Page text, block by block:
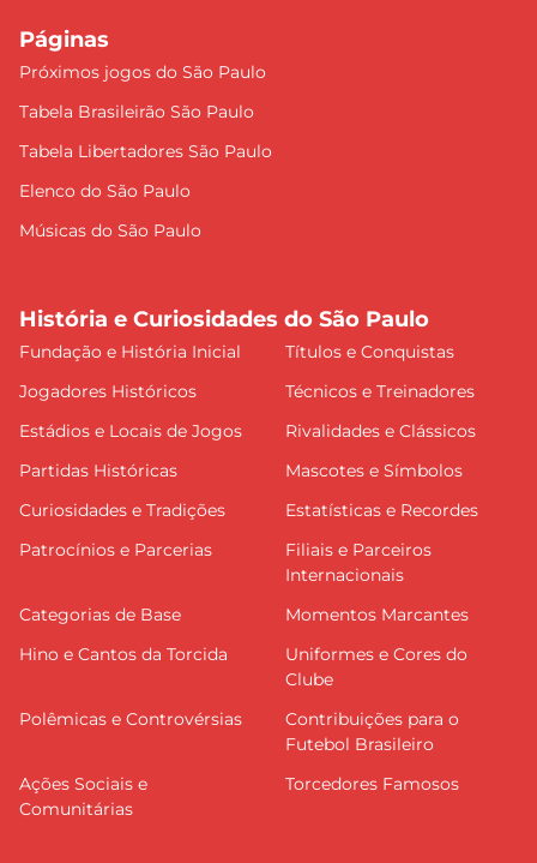
Páginas
Próximos jogos do São Paulo
Tabela Brasileirão São Paulo
Tabela Libertadores São Paulo
Elenco do São Paulo
Músicas do São Paulo
História e Curiosidades do São Paulo
Fundação e História Inicial
Títulos e Conquistas
Jogadores Históricos
Técnicos e Treinadores
Estádios e Locais de Jogos
Rivalidades e Clássicos
Partidas Históricas
Mascotes e Símbolos
Curiosidades e Tradições
Estatísticas e Recordes
Patrocínios e Parcerias
Filiais e Parceiros
Internacionais
Categorias de Base
Momentos Marcantes
Hino e Cantos da Torcida
Uniformes e Cores do
Clube
Polêmicas e Controvérsias
Contribuições para o
Futebol Brasileiro
Ações Sociais e
Comunitárias
Torcedores Famosos